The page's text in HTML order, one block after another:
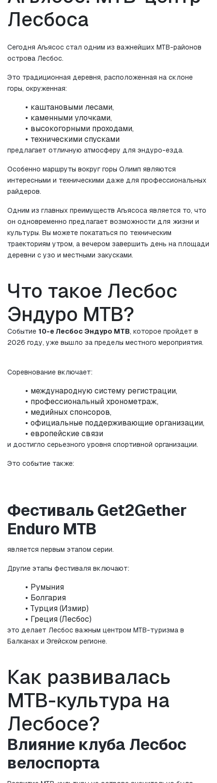
Лесбоса
Сегодня Агьясос стал одним из важнейших MTB-районов
острова Лесбос.
Это традиционная деревня, расположенная на склоне
горы, окруженная:
каштановыми лесами,
каменными улочками,
высокогорными проходами,
техническими спусками
предлагает отличную атмосферу для эндуро-езда.
Особенно маршруты вокруг горы Олимп являются
интересными и техническими даже для профессиональных
райдеров.
Одним из главных преимуществ Агьясоса является то, что
он одновременно предлагает возможности для жизни и
культуры. Вы можете покататься по техническим
траекториям утром, а вечером завершить день на площади
деревни с узо и местными закусками.
Что такое Лесбос
Эндуро MTB?
Событие 10-е Лесбос Эндуро MTB, которое пройдет в
2026 году, уже вышло за пределы местного мероприятия.
Соревнование включает:
международную систему регистрации,
профессиональный хронометраж,
медийных спонсоров,
официальные поддерживающие организации,
европейские связи
и достигло серьезного уровня спортивной организации.
Это событие также:
Фестиваль Get2Gether
Enduro MTB
является первым этапом серии.
Другие этапы фестиваля включают:
Румыния
Болгария
Турция (Измир)
Греция (Лесбос)
это делает Лесбос важным центром MTB-туризма в
Балканах и Эгейском регионе.
Как развивалась
MTB-культура на
Лесбосе?
Влияние клуба Лесбос
велоспорта